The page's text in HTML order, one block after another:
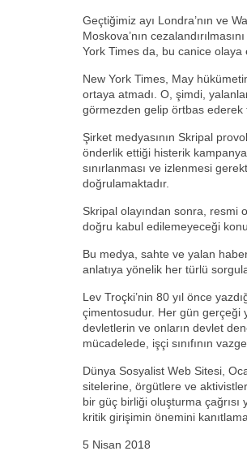
Geçtiğimiz ayı Londra’nın ve
Moskova’nın
York Times da, bu canice olaya
New York Times, May
ortaya atmadı. O, şimdi,
görmezden gelip örtbas ederek
Şirket medyasının Skripal
önderlik ettiği histerik
sınırlanması ve izlenmesi
doğrulamaktadır.
Skripal olayından sonra, resmi
doğru kabul edilemeyeceği
Bu medya, sahte ve yalan
anlatıya yönelik her türlü
Lev Troçki’nin 80 yıl önce
çimentosudur. Her gün gerçeği
devletlerin ve onların devlet
mücadelede, işçi sınıfının
Dünya Sosyalist Web Sitesi,
sitelerine, örgütlere ve
bir güç birliği oluşturma çağrısı
kritik girişimin önemini
5 Nisan 2018